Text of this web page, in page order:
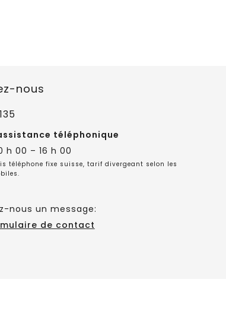
nous
téléphonique
h 00 – 16 h 00
téléphone fixe suisse, tarif divergeant selon les
nous un message:
de contact